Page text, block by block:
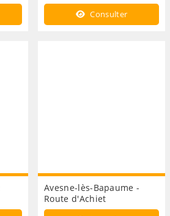
Consulter
Avesne-lès-Bapaume -
Route d'Achiet